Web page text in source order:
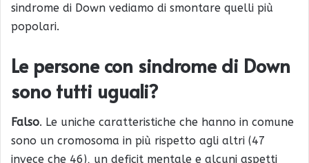
sindrome di Down vediamo di smontare quelli più
popolari.
Le persone con sindrome di Down
sono tutti uguali?
Falso. Le uniche caratteristiche che hanno in comune
sono un cromosoma in più rispetto agli altri (47
invece che 46), un deficit mentale e alcuni aspetti